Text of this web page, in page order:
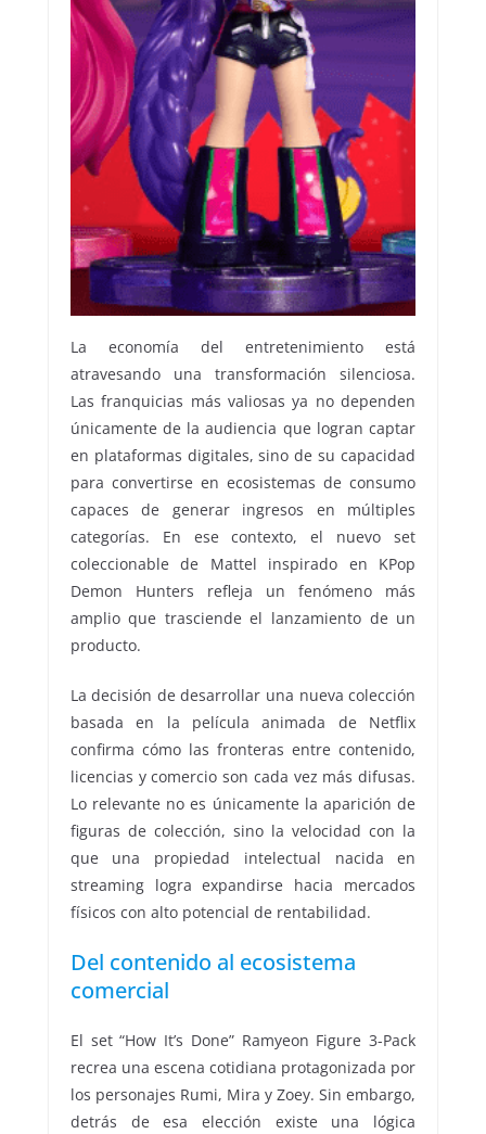
La economía del entretenimiento está
atravesando una transformación silenciosa.
Las franquicias más valiosas ya no dependen
únicamente de la audiencia que logran captar
en plataformas digitales, sino de su capacidad
para convertirse en ecosistemas de consumo
capaces de generar ingresos en múltiples
categorías. En ese contexto, el nuevo set
coleccionable de Mattel inspirado en KPop
Demon Hunters refleja un fenómeno más
amplio que trasciende el lanzamiento de un
producto.
La decisión de desarrollar una nueva colección
basada en la película animada de Netflix
confirma cómo las fronteras entre contenido,
licencias y comercio son cada vez más difusas.
Lo relevante no es únicamente la aparición de
figuras de colección, sino la velocidad con la
que una propiedad intelectual nacida en
streaming logra expandirse hacia mercados
físicos con alto potencial de rentabilidad.
Del contenido al ecosistema
comercial
El set “How It’s Done” Ramyeon Figure 3-Pack
recrea una escena cotidiana protagonizada por
los personajes Rumi, Mira y Zoey. Sin embargo,
detrás de esa elección existe una lógica